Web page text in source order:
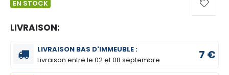
EN STOCK
LIVRAISON:
LIVRAISON BAS D'IMMEUBLE :
Livraison entre le02 et 08 septembre 7 €